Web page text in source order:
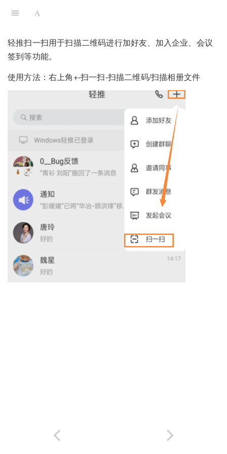
轻推扫一扫用于扫描二维码进行加好友、加入企业、会议
签到等功能。
使用方法：右上角+-扫一扫-扫描二维码/扫描相册文件